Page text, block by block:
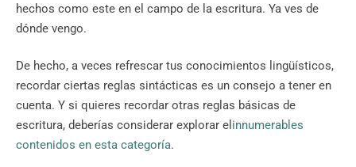
hechos como este en el campo de la escritura. Ya ves de
dónde vengo.
De hecho, a veces refrescar tus conocimientos lingüísticos,
recordar ciertas reglas sintácticas es un consejo a tener en
cuenta. Y si quieres recordar otras reglas básicas de
escritura, deberías considerar explorar el innumerables
contenidos en esta categoría.